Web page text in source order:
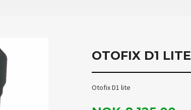
OTOFIX D1 LITE
Otofix D1 lite